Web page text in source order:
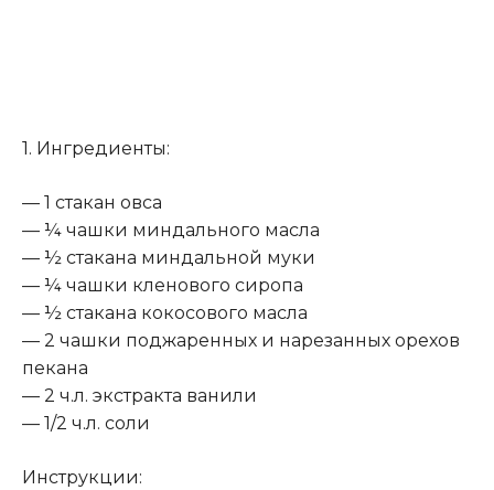
1. Ингредиенты:
— 1 стакан овса
— ¼ чашки миндального масла
— ½ стакана миндальной муки
— ¼ чашки кленового сиропа
— ½ стакана кокосового масла
— 2 чашки поджаренных и нарезанных орехов
пекана
— 2 ч.л. экстракта ванили
— 1/2 ч.л. соли
Инструкции: